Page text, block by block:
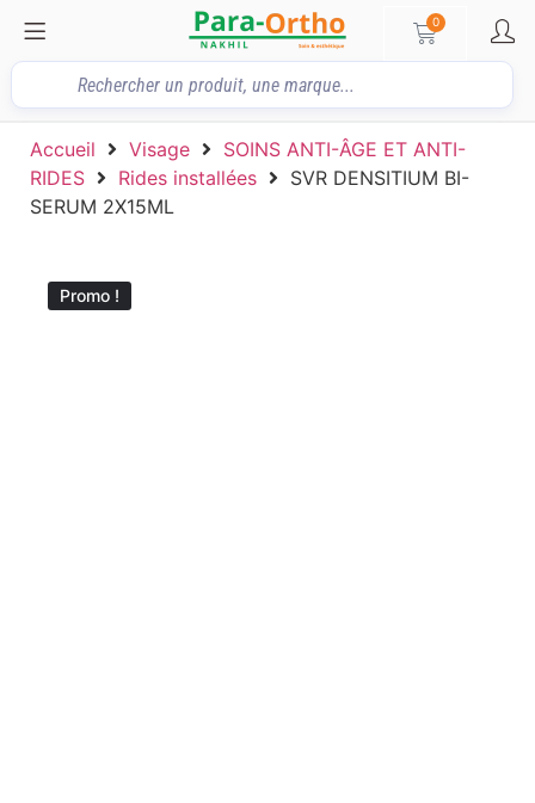
0
Accueil Visage
SOINS ANTI-ÂGE ET ANTI-
RIDES
Rides installées
SVR DENSITIUM BI-
SERUM 2X15ML
Promo !